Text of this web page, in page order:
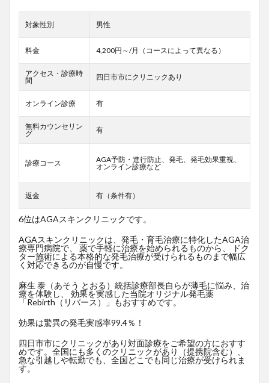
対象性別 男性
料金 4,200円～/月（コースによって異なる）
アクセス・診療時
間
四日市市にクリニックあり
オンライン診療 有
無料カウンセリン
グ
有
診療コース
AGA予防・進行防止、発毛、発毛効果重視、
オンライン診療など
返金 有（条件有）
6位はAGAスキンクリニックです。
AGAスキンクリニックは、発毛・育毛治療に特化したAGA治
療専門病院で、 薬で手軽に治療を始められるものから、 ドク
ター施術による本格的な発毛治療が受けられるものまで幅広
く対応できるのが自慢です。
麻生 泰（あそう とおる）統括診療部長自らが薄毛に悩み、治
療を体験し、 効果を実感した当院オリジナル発毛薬
「Rebirth（リバース）」もおすすめです。
効果は驚異の発毛実感率99.4％！
四日市市にクリニックがあり対面診療をご希望の方におすす
めです。全国にも多くのクリニックがあり（提携院含む）、
急な引越しや転勤でも、全国どこでも同じ治療が受けられま
す。